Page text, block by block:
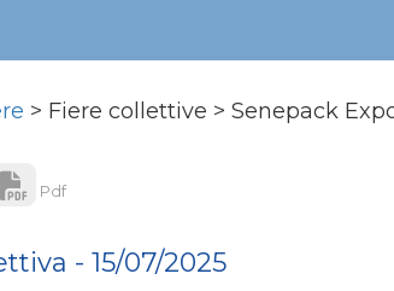
> Fiere collettive > Senepack
Pdf
- 15/07/2025